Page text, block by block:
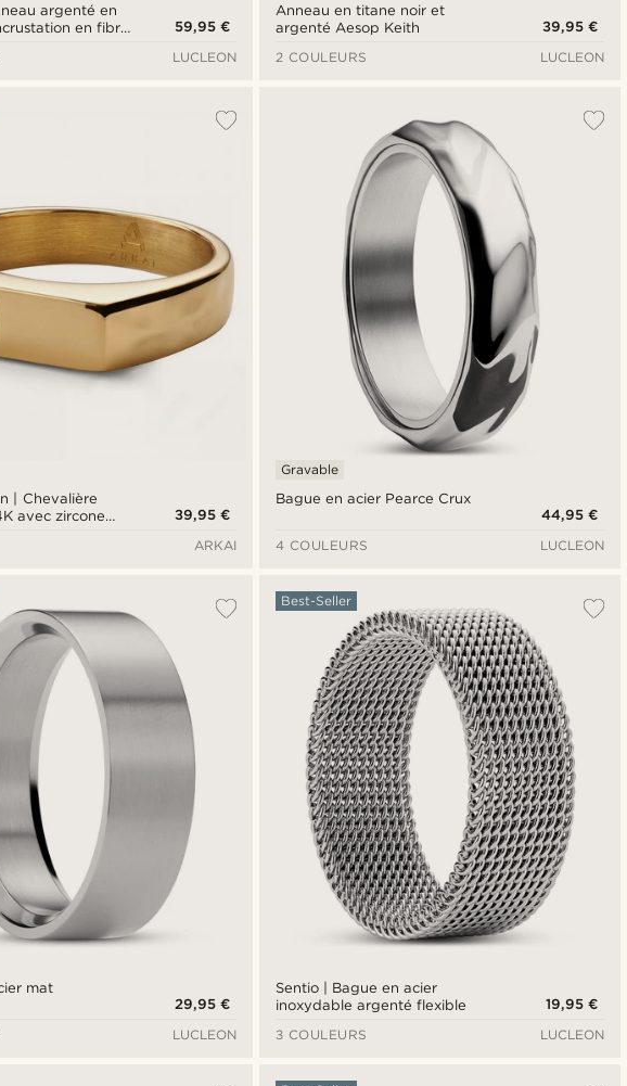
argenté en
en fibre
59,95 €
LUCLEON
Anneau en titane noir et
argenté Aesop Keith
39,95 €
2 COULEURS
LUCLEON
| Chevalière
avec zircone
39,95 €
ARKAI
Bague en acier Pearce Crux
Gravable
44,95 €
4 COULEURS
LUCLEON
mat
29,95 €
LUCLEON
Sentio | Bague en acier
inoxydable argenté flexible
Best-Seller
19,95 €
3 COULEURS
LUCLEON